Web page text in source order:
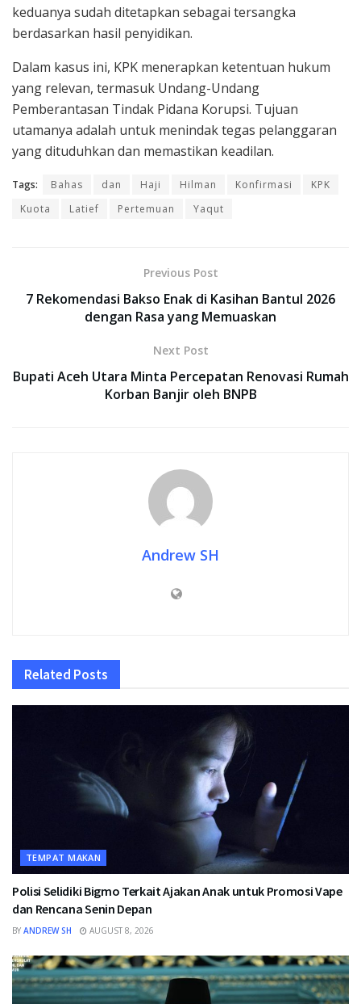
keduanya sudah ditetapkan sebagai tersangka
berdasarkan hasil penyidikan.
Dalam kasus ini, KPK menerapkan ketentuan hukum
yang relevan, termasuk Undang-Undang
Pemberantasan Tindak Pidana Korupsi. Tujuan
utamanya adalah untuk menindak tegas pelanggaran
yang dituduhkan dan memastikan keadilan.
Tags: Bahas dan Haji Hilman Konfirmasi
KPK
Kuota
Latief Pertemuan Yaqut
Previous Post
7 Rekomendasi Bakso Enak di Kasihan Bantul 2026
dengan Rasa yang Memuaskan
Next Post
Bupati Aceh Utara Minta Percepatan Renovasi Rumah
Korban Banjir oleh BNPB
Andrew SH
Related Posts
TEMPAT MAKAN
Polisi Selidiki Bigmo Terkait Ajakan Anak untuk Promosi Vape
dan Rencana Senin Depan
BY ANDREW SH AUGUST 8, 2026